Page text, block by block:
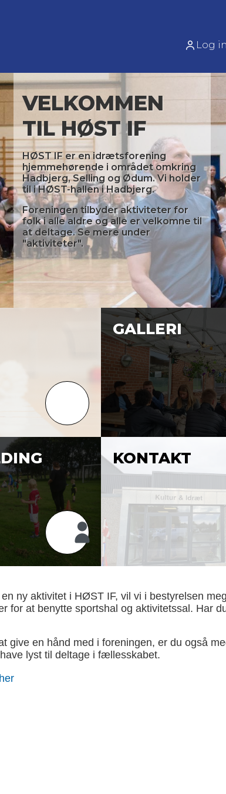
Log
VELKOMMEN
TIL HØST IF
HØST IF er en idrætsforening
hjemmehørende i området omkring
Hadbjerg, Selling og Ødum. Vi holder
til i HØST-hallen i Hadbjerg.
Foreningen tilbyder aktiviteter for
folk i alle aldre og alle er velkomne til
at deltage. Se mere under
"aktiviteter".
GALLERI
KONTAKT
ny aktivitet i HØST IF, vil vi i bestyrelsen
for at benytte sportshal og aktivitetssal. Har
give en hånd med i foreningen, er du også
lyst til deltage i fællesskabet.
her